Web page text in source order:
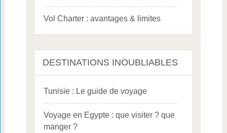
Vol Charter : avantages & limites
DESTINATIONS INOUBLIABLES
Tunisie : Le guide de voyage
Voyage en Egypte : que visiter ? que
manger ?